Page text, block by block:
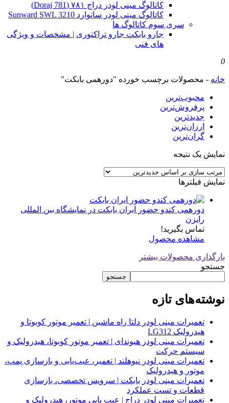
کاتالوگ مینی لودر دراج ۷۸۱ (Doraj 781)
کاتالوگ مینی لودر سانوارد Sunward SWL 3210
سری سوم کاتالوگ ها
جارو بابکت جارو تراکتوری | مشخصات و ویژگی
های فنی
0
خانه - محصولات برچسب خورده "دورهمی بابکت"
محبوب‌ترین
پرفروش‌ترین
جدیدترین
ارزان‌ترین
گران‌ترین
نمایش یک نتیجه
نمایش فیلترها
دورهمی کندو حضور ایران بابکت در نمایشگاه بین المللی
رایزن
تماس بگیرید!
مشاهده محصول
بارگذاری محصولات بیشتر
جستجو
جستجو
نوشته‌های تازه
تعمیرات مینی لودر دلتا راه ماشین | تعمیر موتور کوبوتا و
هیدرولیک LG312
تعمیرات مینی لودر هیوندای | تعمیر موتور کوبوتا، هیدرولیک و
سیستم حرکت
تعمیرات مینی لودر نیوهلند | تعمیر، عیب‌یابی و بازسازی پمپ،
موتور و هیدرولیک
تعمیرات مینی لودر بابکت | سرویس تخصصی، بازسازی
قطعات و تست عملکرد
تعمیرات مینی لودر دراج | عیب یابی موتور، هیدرولیک و